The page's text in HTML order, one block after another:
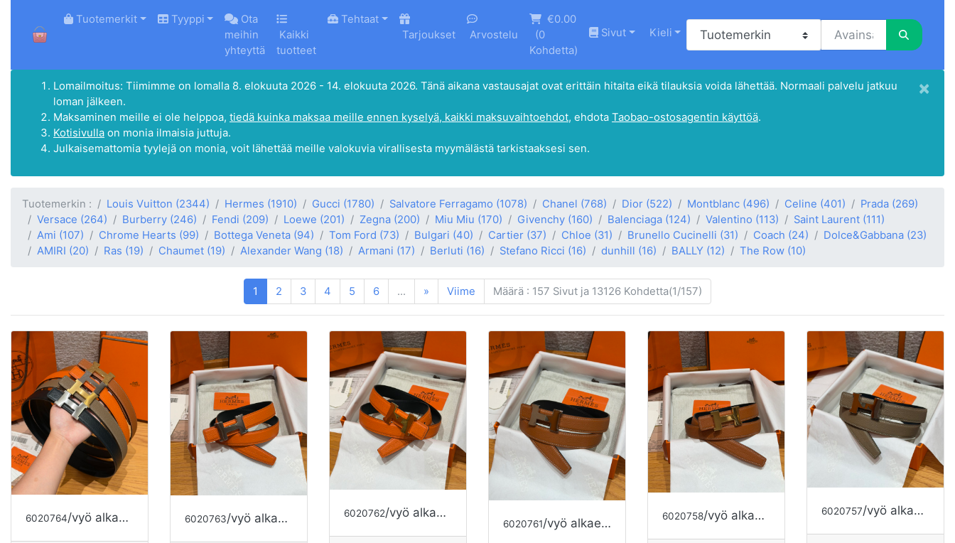
HOME
Tuotemerkit Tyyppi
Ota
meihin
yhteyttä
Kaikki
tuotteet
Tehtaat
Tarjoukset
Arvostelu
€0.00
(0
Kohdetta)
Sivut Kieli
Lomailmoitus: Tiimimme on lomalla 8. elokuuta 2026 - 14. elokuuta 2026. Tänä aikana vastausajat ovat erittäin hitaita eikä tilauksia voida lähettää. Normaali palvelu jatkuu
loman jälkeen.
Maksaminen meille ei ole helppoa, tiedä kuinka maksaa meille ennen kyselyä, kaikki maksuvaihtoehdot, ehdota Taobao-ostosagentin käyttöä.
Kotisivulla on monia ilmaisia juttuja.
Julkaisemattomia tyylejä on monia, voit lähettää meille valokuvia virallisesta myymälästä tarkistaaksesi sen.
×
Tuotemerkin : Louis Vuitton (2344) Hermes (1910) Gucci (1780) Salvatore Ferragamo (1078) Chanel (768) Dior (522) Montblanc (496) Celine (401) Prada (269)
Versace (264) Burberry (246) Fendi (209) Loewe (201) Zegna (200) Miu Miu (170) Givenchy (160) Balenciaga (124) Valentino (113) Saint Laurent (111)
Ami (107) Chrome Hearts (99) Bottega Veneta (94) Tom Ford (73) Bulgari (40) Cartier (37) Chloe (31) Brunello Cucinelli (31) Coach (24) Dolce&Gabbana (23)
AMIRI (20) Ras (19) Chaumet (19) Alexander Wang (18) Armani (17) Berluti (16) Stefano Ricci (16) dunhill (16) BALLY (12) The Row (10)
1 2 3 4 5 6 ... » Viime Määrä : 157 Sivut ja 13126 Kohdetta(1/157)
6020764/vyö alkaen MUOTI YLELLISYYTTÄ 6020763/vyö alkaen HERMES 6020762/vyö alkaen HERMES
6020761/vyö alkaen HERMES 6020758/vyö alkaen HERMES 6020757/vyö alkaen HERMES